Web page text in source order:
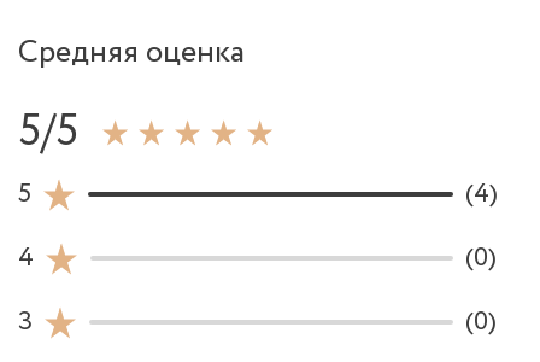
Средняя оценка
5/5
5
(4)
4
(0)
3
(0)